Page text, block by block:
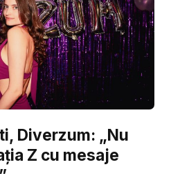
Diverzum: „Nu
Z cu mesaje